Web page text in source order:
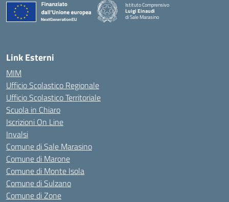
Istituto Comprensivo
Luigi Einaudi
di Sale Marasino
Link Esterni
MIM
Ufficio Scolastico Regionale
Ufficio Scolastico Territoriale
Scuola in Chiaro
Iscrizioni On Line
Invalsi
Comune di Sale Marasino
Comune di Marone
Comune di Monte Isola
Comune di Sulzano
Comune di Zone